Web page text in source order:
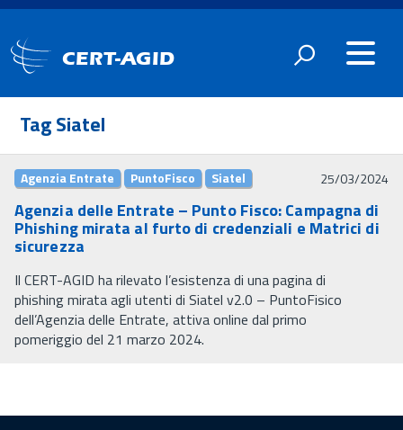
CERT-AGID
Tag Siatel
Agenzia Entrate PuntoFisco Siatel 25/03/2024
Agenzia delle Entrate – Punto Fisco: Campagna di
Phishing mirata al furto di credenziali e Matrici di
sicurezza
Il CERT-AGID ha rilevato l’esistenza di una pagina di
phishing mirata agli utenti di Siatel v2.0 – PuntoFisico
dell’Agenzia delle Entrate, attiva online dal primo
pomeriggio del 21 marzo 2024.